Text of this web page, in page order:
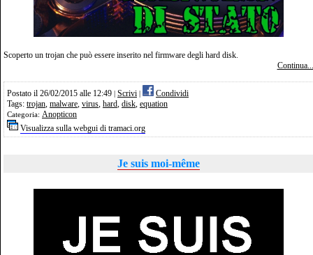
Scoperto un trojan che può essere inserito nel firmware degli hard disk.
Continua...
Postato il 26/02/2015 alle 12:49 Scrivi
Condividi
Tags: trojan, malware, virus, hard, disk, equation
Categoria: Anopticon
Visualizza sulla webgui di tramaci.org
Je suis moi-même